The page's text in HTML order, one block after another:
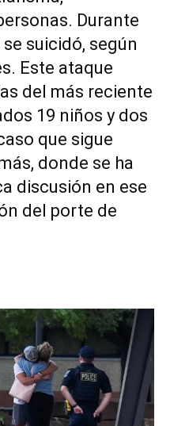
Durante
suicidó, según
Este ataque
del más reciente
19 niños y dos
que sigue
donde se ha
discusión en ese
del porte de